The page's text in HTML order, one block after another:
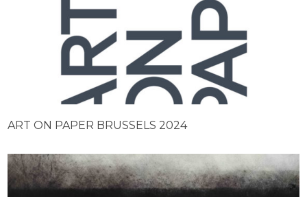
ART ON PAPER BRUSSELS 2024